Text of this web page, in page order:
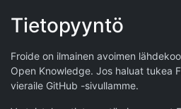
Tietopyyntö
Froide on ilmainen avoimen
Open Knowledge. Jos haluat tukea
vieraile GitHub -sivullamme.